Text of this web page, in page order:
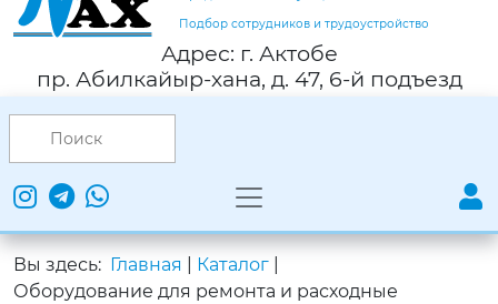
Подбор сотрудников и трудоустройство
Адрес: г. Актобе
пр. Абилкайыр-хана, д. 47, 6-й подъезд
Вы здесь: Главная Каталог
Оборудование для ремонта и расходные